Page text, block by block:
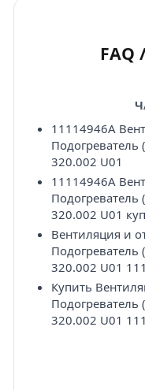
FAQ
11114946A
Подогреватель
320.002 U01
11114946A
Подогреватель
320.002 U01
Вентиляция и
Подогреватель
320.002 U01
Купить
Подогреватель
320.002 U01